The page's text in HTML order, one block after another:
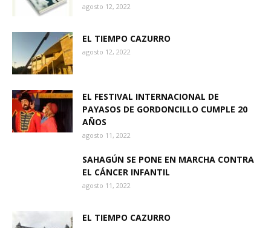
agosto 12, 2022
EL TIEMPO CAZURRO
agosto 12, 2022
EL FESTIVAL INTERNACIONAL DE
PAYASOS DE GORDONCILLO CUMPLE 20
AÑOS
agosto 11, 2022
SAHAGÚN SE PONE EN MARCHA CONTRA
EL CÁNCER INFANTIL
agosto 11, 2022
EL TIEMPO CAZURRO